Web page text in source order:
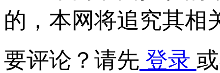
的，本网将追究其相
要评论？请先 登录